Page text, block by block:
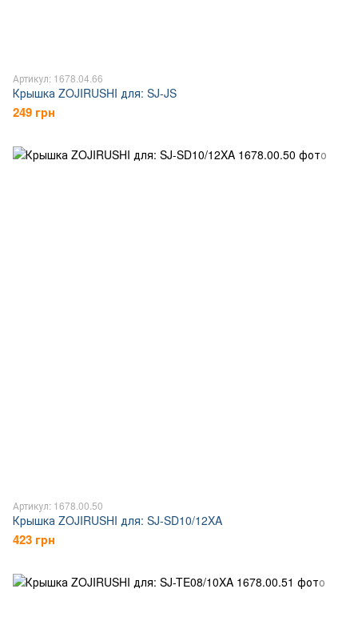
Артикул: 1678.04.66
Крышка ZOJIRUSHI для: SJ-JS
249 грн
Артикул: 1678.00.50
Крышка ZOJIRUSHI для: SJ-SD10/12XA
423 грн